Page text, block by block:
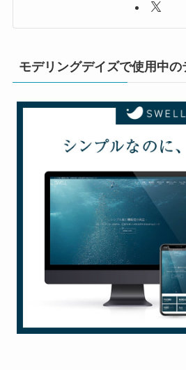
モデリングデイズで使用中の